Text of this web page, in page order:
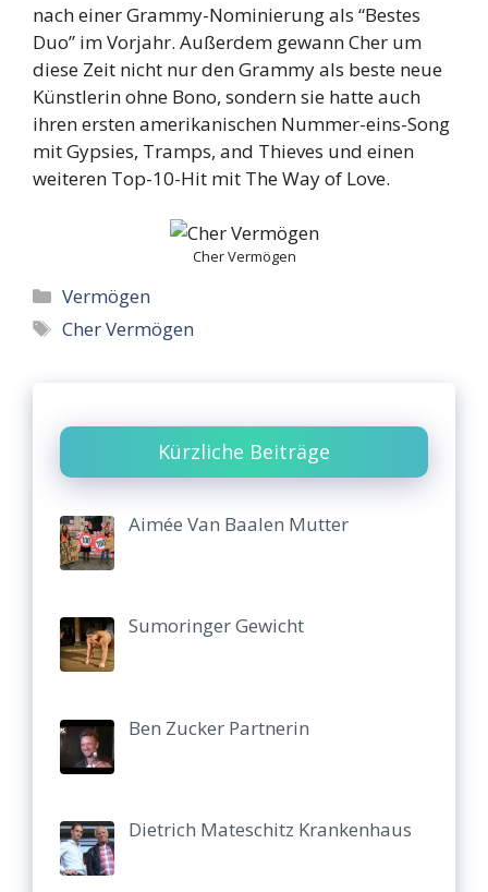
nach einer Grammy-Nominierung als “Bestes
Duo” im Vorjahr. Außerdem gewann Cher um
diese Zeit nicht nur den Grammy als beste neue
Künstlerin ohne Bono, sondern sie hatte auch
ihren ersten amerikanischen Nummer-eins-Song
mit Gypsies, Tramps, and Thieves und einen
weiteren Top-10-Hit mit The Way of Love.
Cher Vermögen
Categories
Vermögen
Tags
Cher Vermögen
Kürzliche Beiträge
Aimée Van Baalen Mutter
Sumoringer Gewicht
Ben Zucker Partnerin
Dietrich Mateschitz Krankenhaus